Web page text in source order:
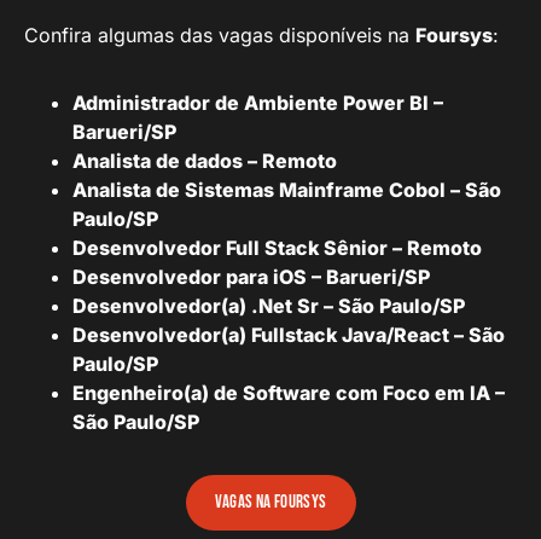
Confira algumas das vagas disponíveis na Foursys:
Administrador de Ambiente Power BI –
Barueri/SP
Analista de dados – Remoto
Analista de Sistemas Mainframe Cobol – São
Paulo/SP
Desenvolvedor Full Stack Sênior – Remoto
Desenvolvedor para iOS – Barueri/SP
Desenvolvedor(a) .Net Sr – São Paulo/SP
Desenvolvedor(a) Fullstack Java/React – São
Paulo/SP
Engenheiro(a) de Software com Foco em IA –
São Paulo/SP
vagas na foursys